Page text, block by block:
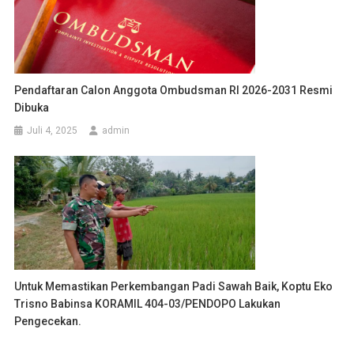
Pendaftaran Calon Anggota Ombudsman RI 2026-2031 Resmi
Dibuka
Juli 4, 2025 admin
Untuk Memastikan Perkembangan Padi Sawah Baik, Koptu Eko
Trisno Babinsa KORAMIL 404-03/PENDOPO Lakukan
Pengecekan.